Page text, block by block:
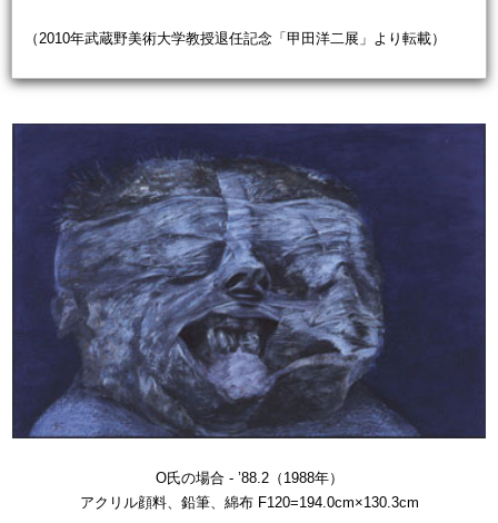
（2010年武蔵野美術大学教授退任記念「甲田洋二展」より転載）
O氏の場合 - ’88.2（1988年）
アクリル顔料、鉛筆、綿布 F120=194.0cm×130.3cm